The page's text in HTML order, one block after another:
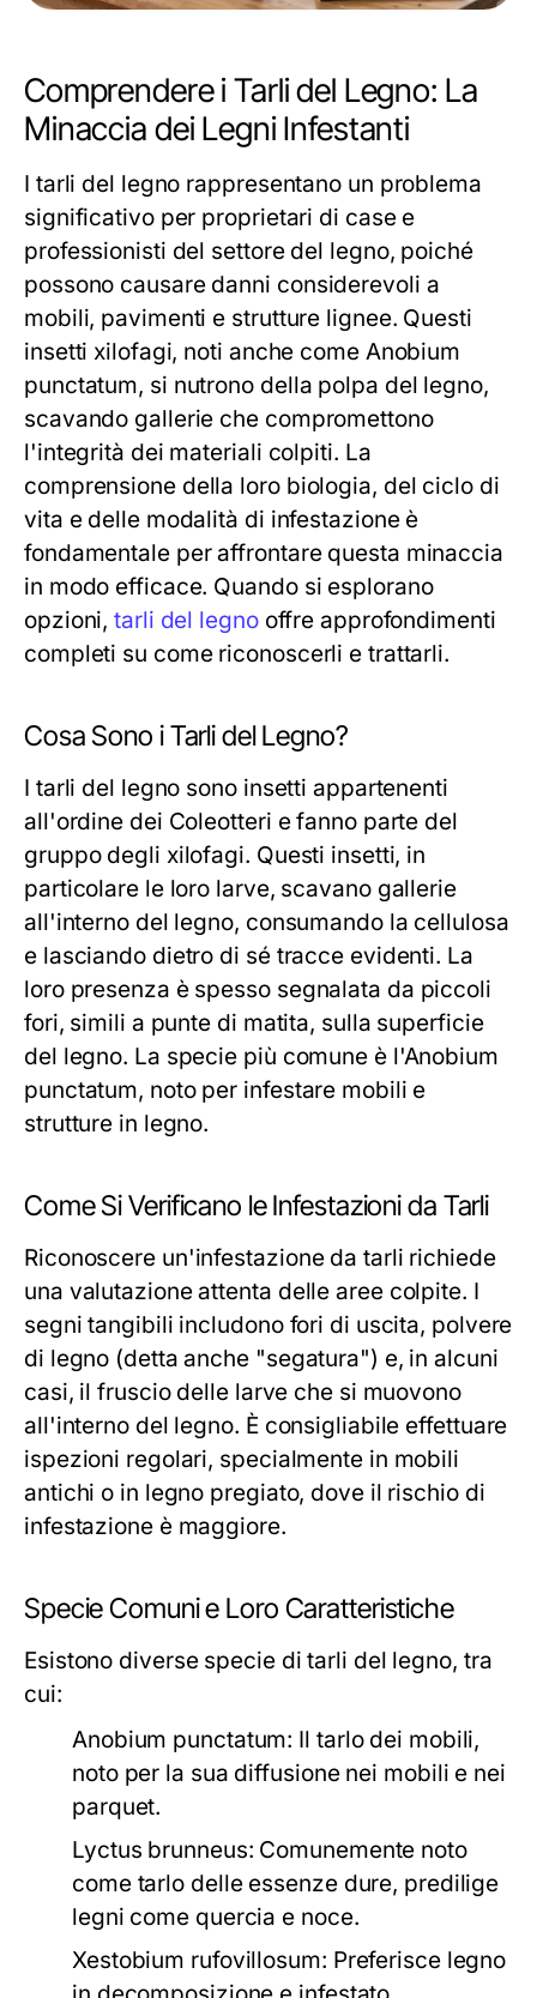
Comprendere i Tarli del Legno: La
Minaccia dei Legni Infestanti
I tarli del legno rappresentano un problema
significativo per proprietari di case e
professionisti del settore del legno, poiché
possono causare danni considerevoli a
mobili, pavimenti e strutture lignee. Questi
insetti xilofagi, noti anche come Anobium
punctatum, si nutrono della polpa del legno,
scavando gallerie che compromettono
l'integrità dei materiali colpiti. La
comprensione della loro biologia, del ciclo di
vita e delle modalità di infestazione è
fondamentale per affrontare questa minaccia
in modo efficace. Quando si esplorano
opzioni,tarli del legnooffre approfondimenti
completi su come riconoscerli e trattarli.
Cosa Sono i Tarli del Legno?
I tarli del legno sono insetti appartenenti
all'ordine dei Coleotteri e fanno parte del
gruppo degli xilofagi. Questi insetti, in
particolare le loro larve, scavano gallerie
all'interno del legno, consumando la cellulosa
e lasciando dietro di sé tracce evidenti. La
loro presenza è spesso segnalata da piccoli
fori, simili a punte di matita, sulla superficie
del legno. La specie più comune è l'Anobium
punctatum, noto per infestare mobili e
strutture in legno.
Come Si Verificano le Infestazioni da Tarli
Riconoscere un'infestazione da tarli richiede
una valutazione attenta delle aree colpite. I
segni tangibili includono fori di uscita, polvere
di legno (detta anche "segatura") e, in alcuni
casi, il fruscio delle larve che si muovono
all'interno del legno. È consigliabile effettuare
ispezioni regolari, specialmente in mobili
antichi o in legno pregiato, dove il rischio di
infestazione è maggiore.
Specie Comuni e Loro Caratteristiche
Esistono diverse specie di tarli del legno, tra
cui:
Anobium punctatum: Il tarlo dei mobili,
noto per la sua diffusione nei mobili e nei
parquet.
Lyctus brunneus: Comunemente noto
come tarlo delle essenze dure, predilige
legni come quercia e noce.
Xestobium rufovillosum: Preferisce legno